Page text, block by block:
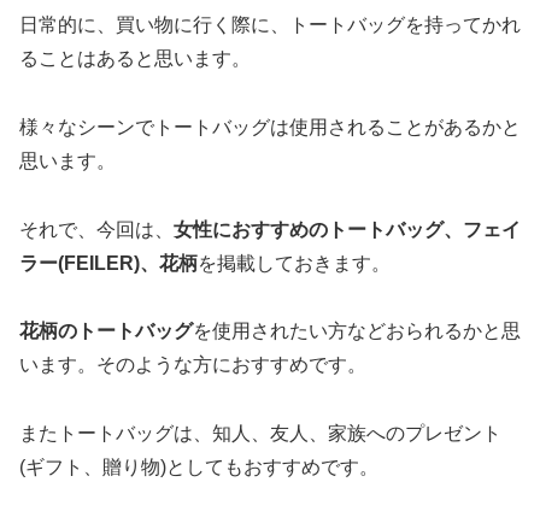
日常的に、買い物に行く際に、トートバッグを持ってかれ
ることはあると思います。
様々なシーンでトートバッグは使用されることがあるかと
思います。
それで、今回は、 女性におすすめのトートバッグ、フェイ
ラー(FEILER)、花柄を掲載しておきます。
花柄のトートバッグを使用されたい方などおられるかと思
います。そのような方におすすめです。
またトートバッグは、知人、友人、家族へのプレゼント
(ギフト、贈り物)としてもおすすめです。